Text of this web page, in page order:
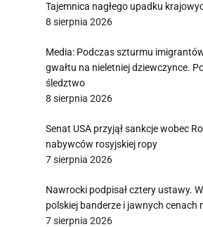
Tajemnica nagłego upadku
8 sierpnia 2026
Media: Podczas szturmu
gwałtu na nieletniej dziewczynce.
śledztwo
8 sierpnia 2026
Senat USA przyjął sankcje wobec
nabywców rosyjskiej ropy
7 sierpnia 2026
Nawrocki podpisał cztery ustawy.
polskiej banderze i jawnych cenach
7 sierpnia 2026